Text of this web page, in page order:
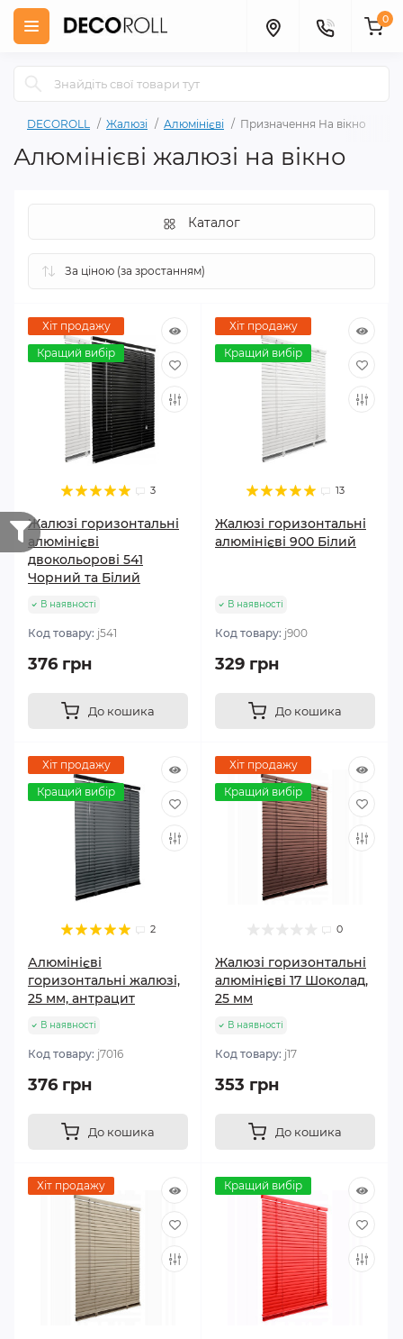
0
DECOROLL Жалюзі Алюмінієві Призначення На вікно
Алюмінієві жалюзі на вікно
Каталог
Хіт продажу
Кращий вибір
3
Жалюзі горизонтальні
алюмінієві
двокольорові 541
Чорний та Білий
В наявності
Код товару: j541
376 грн
До кошика
Хіт продажу
Кращий вибір
13
Жалюзі горизонтальні
алюмінієві 900 Білий
В наявності
Код товару: j900
329 грн
До кошика
Хіт продажу
Кращий вибір
2
Алюмінієві
горизонтальні жалюзі,
25 мм, антрацит
В наявності
Код товару: j7016
376 грн
До кошика
Хіт продажу
Кращий вибір
0
Жалюзі горизонтальні
алюмінієві 17 Шоколад,
25 мм
В наявності
Код товару: j17
353 грн
До кошика
Хіт продажу Кращий вибір